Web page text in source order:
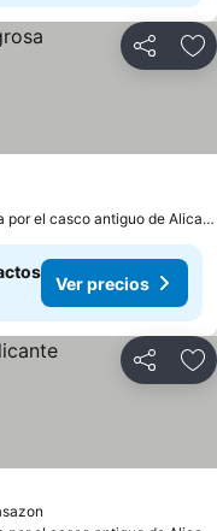
Compartir
por el casco antiguo de
Ver precios
Compartir